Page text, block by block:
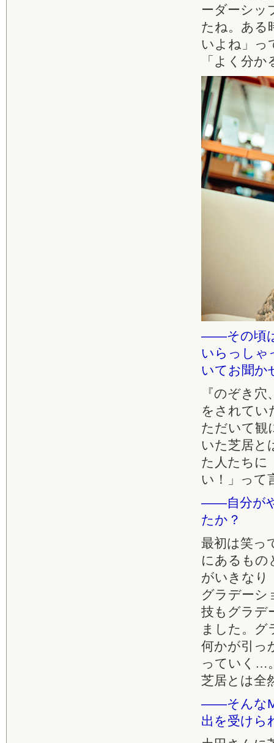
ーダーシッ
たね。ある
いよね」っ
「よく分
――その頃
いらっしゃ
いてお聞か
『のぞき
をされてい
ただいて観
いた芝居と
た人たちに
い！」って
――自分が
たか？
最初は笑っ
にあるもの
がいきなり
グラデーシ
技もグラデ
ました。グ
何かが引っ
っていく…
芝居とは全
――そんな
出を受けら